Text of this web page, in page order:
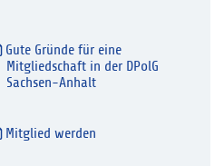
Gute Gründe für eine
Mitgliedschaft in der DPolG
Sachsen-Anhalt
Mitglied werden